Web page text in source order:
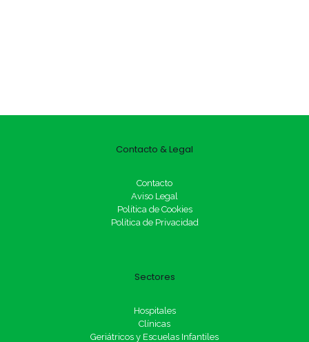
Contacto & Legal
Contacto
Aviso Legal
Política de Cookies
Política de Privacidad
Sectores
Hospitales
Clínicas
Geriátricos y Escuelas Infantiles